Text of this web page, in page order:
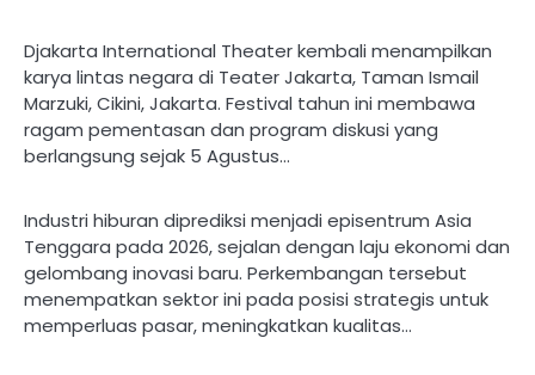
Djakarta International Theater kembali menampilkan
karya lintas negara di Teater Jakarta, Taman Ismail
Marzuki, Cikini, Jakarta. Festival tahun ini membawa
ragam pementasan dan program diskusi yang
berlangsung sejak 5 Agustus…
Industri hiburan diprediksi menjadi episentrum Asia
Tenggara pada 2026, sejalan dengan laju ekonomi dan
gelombang inovasi baru. Perkembangan tersebut
menempatkan sektor ini pada posisi strategis untuk
memperluas pasar, meningkatkan kualitas…